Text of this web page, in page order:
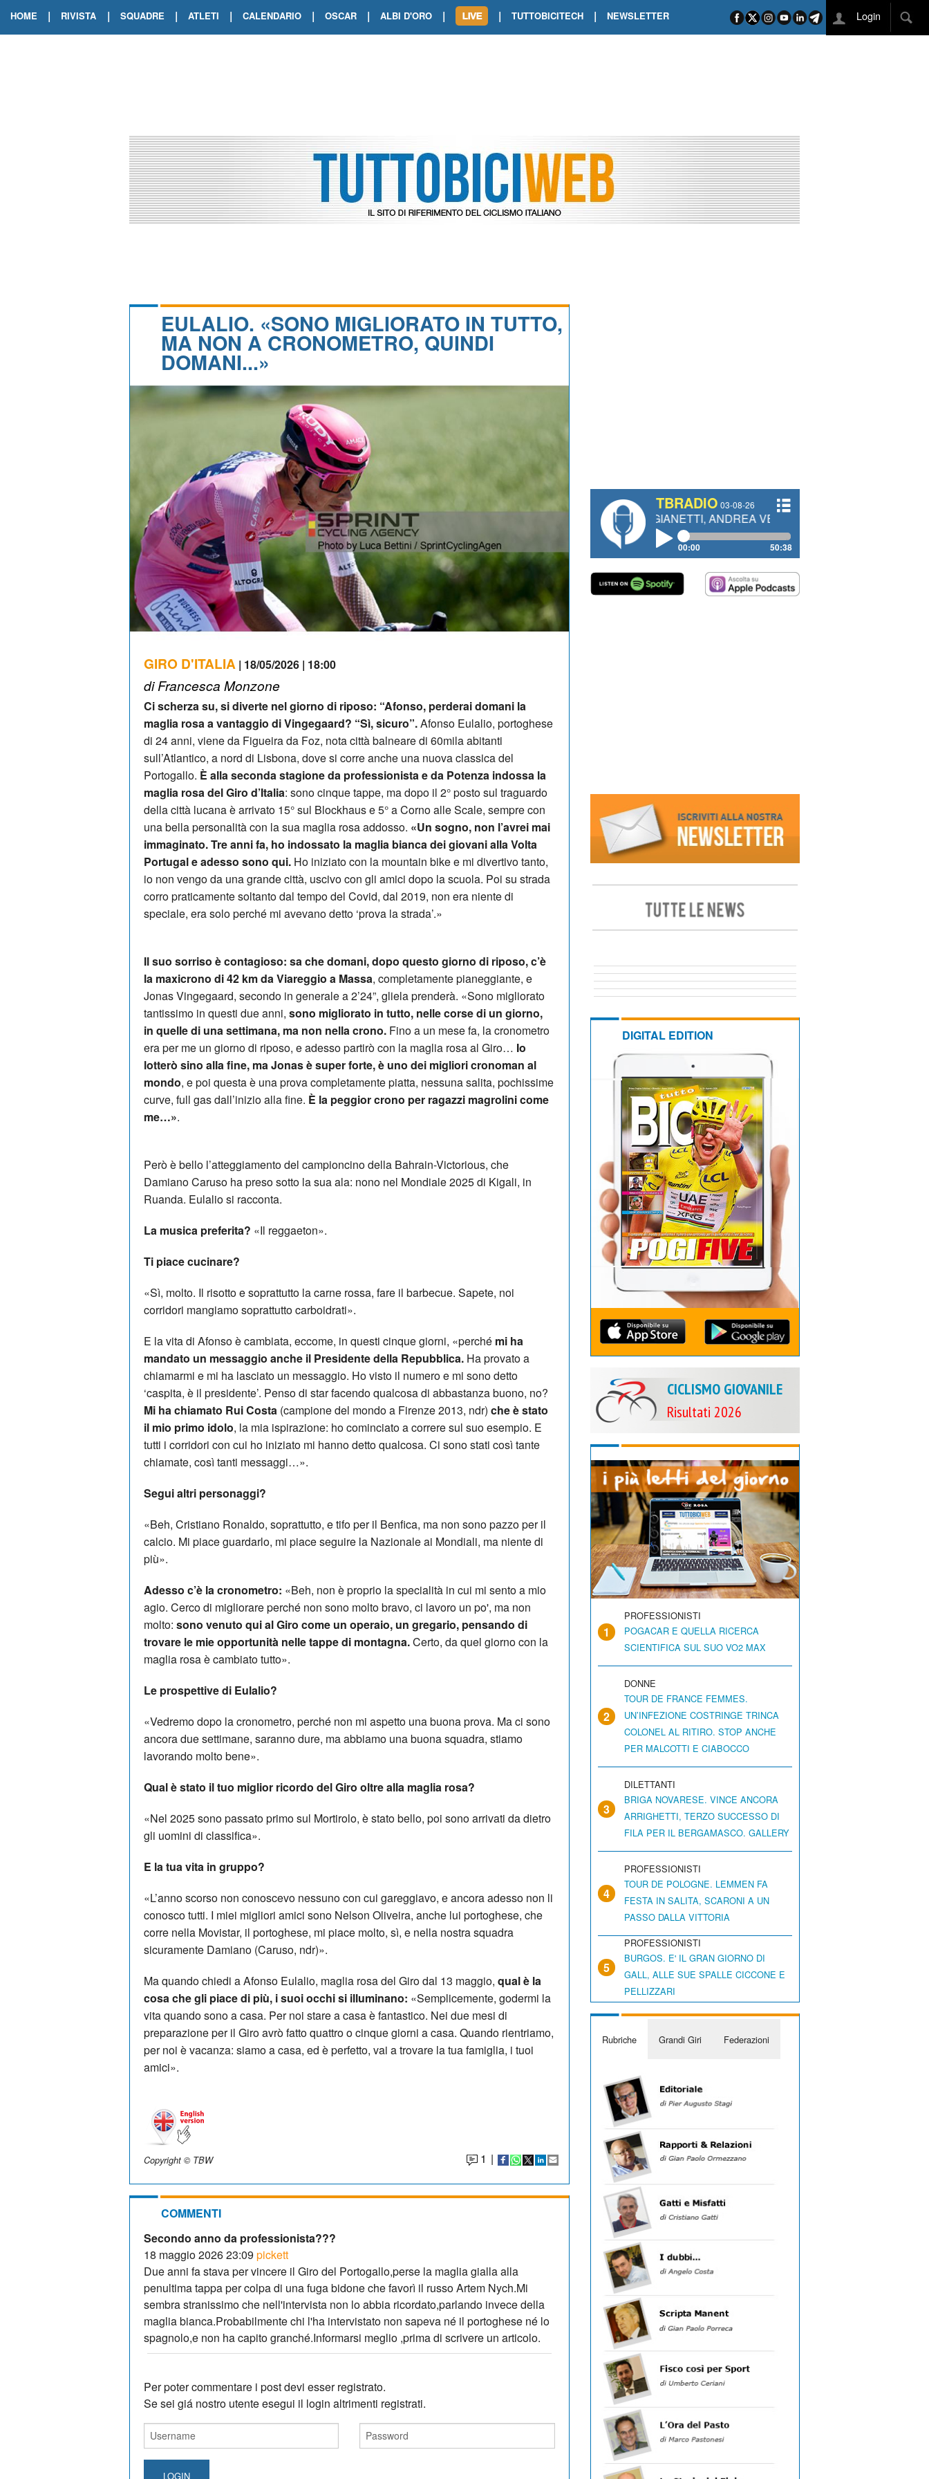
HOME | RIVISTA | SQUADRE | ATLETI | CALENDARIO | OSCAR | ALBI D'ORO |
TOUR DE FRANCE. ORCIERES-MERLETTE INCORONA CARAPAZ
TOUR DE FRANCE. A VOIRON TRIONFO DI PHILIPSEN SU SCHMID E KOOIJ
| TUTTOBICITECH | NEWSLETTER Login
EULALIO. «SONO MIGLIORATO IN TUTTO,
MA NON A CRONOMETRO, QUINDI
DOMANI...»
GIRO D'ITALIA | 18/05/2026 | 18:00
di Francesca Monzone
Ci scherza su, si diverte nel giorno di riposo: “Afonso, perderai domani la
maglia rosa a vantaggio di Vingegaard? “Sì, sicuro”.Afonso Eulalio, portoghese
di 24 anni, viene da Figueira da Foz, nota città balneare di 60mila abitanti
sull’Atlantico, a nord di Lisbona, dove si corre anche una nuova classica del
Portogallo. È alla seconda stagione da professionista e da Potenza indossa la
maglia rosa del Giro d’Italia: sono cinque tappe, ma dopo il 2° posto sul traguardo
della città lucana è arrivato 15° sul Blockhaus e 5° a Corno alle Scale, sempre con
una bella personalità con la sua maglia rosa addosso. «Un sogno, non l’avrei mai
immaginato. Tre anni fa, ho indossato la maglia bianca dei giovani alla Volta
Portugal e adesso sono qui. Ho iniziato con la mountain bike e mi divertivo tanto,
io non vengo da una grande città, uscivo con gli amici dopo la scuola. Poi su strada
corro praticamente soltanto dal tempo del Covid, dal 2019, non era niente di
speciale, era solo perché mi avevano detto ‘prova la strada’.»
Il suo sorriso è contagioso: sa che domani, dopo questo giorno di riposo, c’è
la maxicrono di 42 km da Viareggio a Massa, completamente pianeggiante, e
Jonas Vingegaard, secondo in generale a 2’24”, gliela prenderà. «Sono migliorato
tantissimo in questi due anni, sono migliorato in tutto, nelle corse di un giorno,
in quelle di una settimana, ma non nella crono. Fino a un mese fa, la cronometro
era per me un giorno di riposo, e adesso partirò con la maglia rosa al Giro… Io
lotterò sino alla fine, ma Jonas è super forte, è uno dei migliori cronoman al
mondo, e poi questa è una prova completamente piatta, nessuna salita, pochissime
curve, full gas dall’inizio alla fine. È la peggior crono per ragazzi magrolini come
me…».
Però è bello l’atteggiamento del campioncino della Bahrain-Victorious, che
Damiano Caruso ha preso sotto la sua ala: nono nel Mondiale 2025 di Kigali, in
Ruanda. Eulalio si racconta.
La musica preferita? «Il reggaeton».
Ti piace cucinare?
«Sì, molto. Il risotto e soprattutto la carne rossa, fare il barbecue. Sapete, noi
corridori mangiamo soprattutto carboidrati».
E la vita di Afonso è cambiata, eccome, in questi cinque giorni, «perché mi ha
mandato un messaggio anche il Presidente della Repubblica. Ha provato a
chiamarmi e mi ha lasciato un messaggio. Ho visto il numero e mi sono detto
‘caspita, è il presidente’. Penso di star facendo qualcosa di abbastanza buono, no?
Mi ha chiamato Rui Costa (campione del mondo a Firenze 2013, ndr) che è stato
il mio primo idolo, la mia ispirazione: ho cominciato a correre sul suo esempio. E
tutti i corridori con cui ho iniziato mi hanno detto qualcosa. Ci sono stati così tante
chiamate, così tanti messaggi…».
Segui altri personaggi?
«Beh, Cristiano Ronaldo, soprattutto, e tifo per il Benfica, ma non sono pazzo per il
calcio. Mi piace guardarlo, mi piace seguire la Nazionale ai Mondiali, ma niente di
più».
Adesso c’è la cronometro: «Beh, non è proprio la specialità in cui mi sento a mio
agio. Cerco di migliorare perché non sono molto bravo, ci lavoro un po', ma non
molto: sono venuto qui al Giro come un operaio, un gregario, pensando di
trovare le mie opportunità nelle tappe di montagna.Certo, da quel giorno con la
maglia rosa è cambiato tutto».
Le prospettive di Eulalio?
«Vedremo dopo la cronometro, perché non mi aspetto una buona prova. Ma ci sono
ancora due settimane, saranno dure, ma abbiamo una buona squadra, stiamo
lavorando molto bene».
Qual è stato il tuo miglior ricordo del Giro oltre alla maglia rosa?
«Nel 2025 sono passato primo sul Mortirolo, è stato bello, poi sono arrivati da dietro
gli uomini di classifica».
E la tua vita in gruppo?
«L’anno scorso non conoscevo nessuno con cui gareggiavo, e ancora adesso non li
conosco tutti. I miei migliori amici sono Nelson Oliveira, anche lui portoghese, che
corre nella Movistar, il portoghese, mi piace molto, sì, e nella nostra squadra
sicuramente Damiano (Caruso, ndr)».
Ma quando chiedi a Afonso Eulalio, maglia rosa del Giro dal 13 maggio, qual è la
cosa che gli piace di più, i suoi occhi si illuminano: «Semplicemente, godermi la
vita quando sono a casa. Per noi stare a casa è fantastico. Nei due mesi di
preparazione per il Giro avrò fatto quattro o cinque giorni a casa. Quando rientriamo,
per noi è vacanza: siamo a casa, ed è perfetto, vai a trovare la tua famiglia, i tuoi
amici».
Copyright © TBW 1 |
COMMENTI
Secondo anno da professionista???
18 maggio 2026 23:09 pickett
Due anni fa stava per vincere il Giro del Portogallo,perse la maglia gialla alla
penultima tappa per colpa di una fuga bidone che favorì il russo Artem Nych.Mi
sembra stranissimo che nell'intervista non lo abbia ricordato,parlando invece della
maglia bianca.Probabilmente chi l'ha intervistato non sapeva né il portoghese né lo
spagnolo,e non ha capito granché.Informarsi meglio ,prima di scrivere un articolo.
Per poter commentare i post devi esser registrato.
Se sei giá nostro utente esegui il login altrimenti registrati.
LOGIN
TBRADIO 03-08-26
#334 CHARLY WEGELIUS, MAURO GIANETTI, ANDREA VENDRAME, FILIPPO FIORELLI
00:00 50:38
DIGITAL EDITION
CICLISMO GIOVANILE
Risultati 2026
1
PROFESSIONISTI
POGACAR E QUELLA RICERCA
SCIENTIFICA SUL SUO VO2 MAX
2
DONNE
TOUR DE FRANCE FEMMES.
UN’INFEZIONE COSTRINGE TRINCA
COLONEL AL RITIRO. STOP ANCHE
PER MALCOTTI E CIABOCCO
3
DILETTANTI
BRIGA NOVARESE. VINCE ANCORA
ARRIGHETTI, TERZO SUCCESSO DI
FILA PER IL BERGAMASCO. GALLERY
4
PROFESSIONISTI
TOUR DE POLOGNE. LEMMEN FA
FESTA IN SALITA, SCARONI A UN
PASSO DALLA VITTORIA
5
PROFESSIONISTI
BURGOS. E' IL GRAN GIORNO DI
GALL, ALLE SUE SPALLE CICCONE E
PELLIZZARI
Rubriche Grandi Giri Federazioni